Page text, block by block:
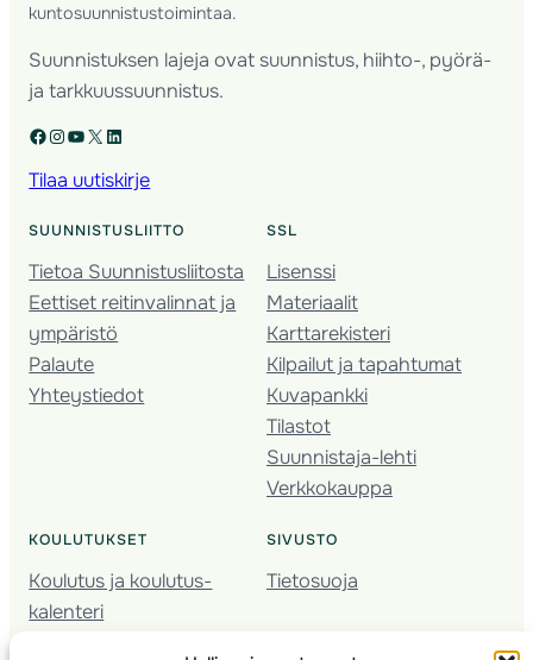
kuntosuunnistustoimintaa.
Suunnistuksen lajeja ovat suunnistus, hiihto-, pyörä-
ja tarkkuussuunnistus.
Facebook Instagram YouTube X LinkedIn
Tilaa uutiskirje
SUUNNISTUSLIITTO
Tietoa Suunnistusliitosta
Eettiset reitinvalinnat ja
ympäristö
Palaute
Yhteystiedot
SSL
Lisenssi
Materiaalit
Karttarekisteri
Kilpailut ja tapahtumat
Kuvapankki
Tilastot
Suunnistaja-lehti
Verkkokauppa
KOULUTUKSET
Koulutus ja koulutus­
kalenteri
SIVUSTO
Tietosuoja